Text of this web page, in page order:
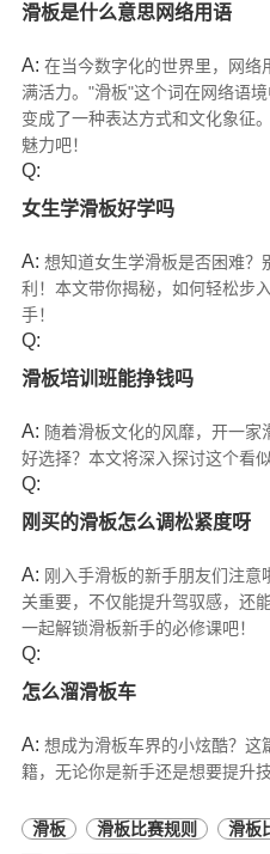
滑板是什么意思网络用语
A: 在当今数字化的世界里，网络
满活力。"滑板"这个词在网络语
变成了一种表达方式和文化象征
魅力吧！
Q:
女生学滑板好学吗
A: 想知道女生学滑板是否困难？
利！本文带你揭秘，如何轻松步
手！
Q:
滑板培训班能挣钱吗
A: 随着滑板文化的风靡，开一
好选择？本文将深入探讨这个看
Q:
刚买的滑板怎么调松紧度呀
A: 刚入手滑板的新手朋友们注
关重要，不仅能提升驾驭感，还
一起解锁滑板新手的必修课吧！
Q:
怎么溜滑板车
A: 想成为滑板车界的小炫酷？这
籍，无论你是新手还是想要提升
滑板 滑板比赛规则 滑板